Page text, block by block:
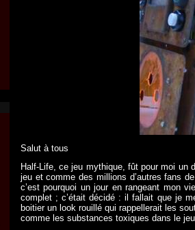
Salut à tous
Half-Life, ce jeu mythique, fût pour moi un
jeu et comme des millions d’autres fans
c’est pourquoi un jour en rangeant mon
complet ; c’était décidé : il fallait que je
boitier un look rouillé qui rappellerait les
comme les substances toxiques dans le